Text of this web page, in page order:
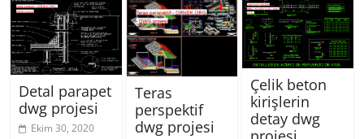
Detal parapet
dwg projesi
Ekim 30, 2020
Teras
perspektif
dwg projesi
Çelik beton
kirişlerin
detay dwg